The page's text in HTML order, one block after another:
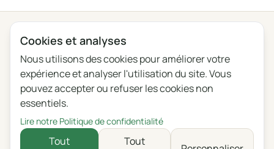
← Toutes les catégories
ConfidentialitéConditionsBlogFeedback
Journal des modificationsParamètres des cookies
English
Polski
Deutsch
Italiano Español Русский
Cookies et analyses
Nous utilisons des cookies pour améliorer votre
expérience et analyser l'utilisation du site. Vous
pouvez accepter ou refuser les cookies non
essentiels.
Lire notre Politique de confidentialité
Tout Tout